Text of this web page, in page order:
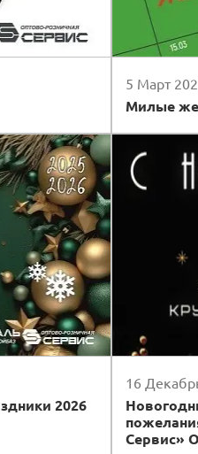
5 Март
Милые
2026
16
Сервис»